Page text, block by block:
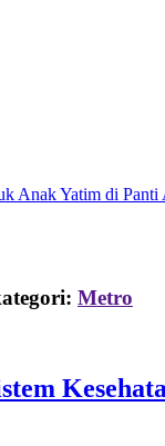
Anak Yatim di
Metro